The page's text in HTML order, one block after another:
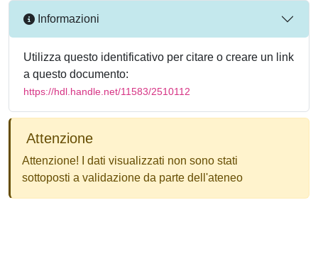
Informazioni
Utilizza questo identificativo per citare o creare un link
a questo documento:
https://hdl.handle.net/11583/2510112
Attenzione
Attenzione! I dati visualizzati non sono stati
sottoposti a validazione da parte dell'ateneo